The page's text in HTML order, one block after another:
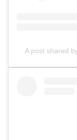
A post shared